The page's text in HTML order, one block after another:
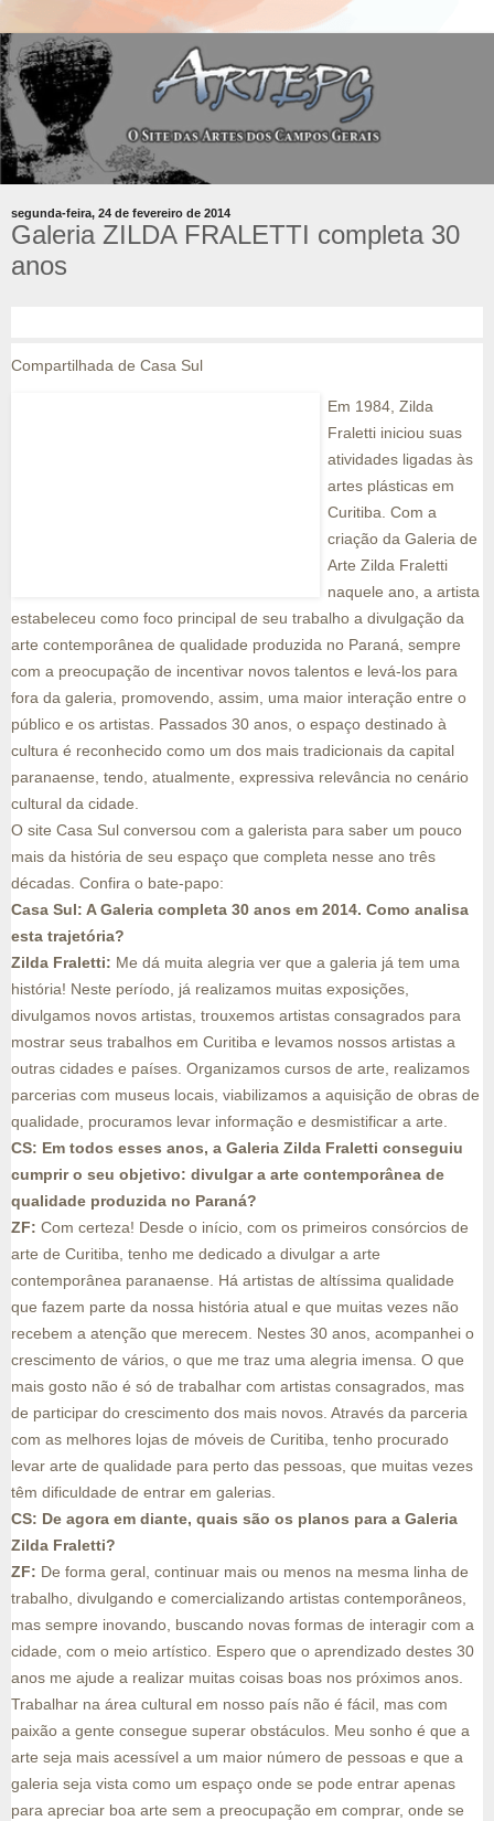
segunda-feira, 24 de fevereiro de 2014
Galeria ZILDA FRALETTI completa 30
anos
Compartilhada de Casa Sul
Em 1984, Zilda
Fraletti iniciou suas
atividades ligadas às
artes plásticas em
Curitiba. Com a
criação da Galeria de
Arte Zilda Fraletti
naquele ano, a artista
estabeleceu como foco principal de seu trabalho a divulgação da
arte contemporânea de qualidade produzida no Paraná, sempre
com a preocupação de incentivar novos talentos e levá-los para
fora da galeria, promovendo, assim, uma maior interação entre o
público e os artistas. Passados 30 anos, o espaço destinado à
cultura é reconhecido como um dos mais tradicionais da capital
paranaense, tendo, atualmente, expressiva relevância no cenário
cultural da cidade.
O site Casa Sul conversou com a galerista para saber um pouco
mais da história de seu espaço que completa nesse ano três
décadas. Confira o bate-papo:
Casa Sul: A Galeria completa 30 anos em 2014. Como analisa
esta trajetória?
Zilda Fraletti: Me dá muita alegria ver que a galeria já tem uma
história! Neste período, já realizamos muitas exposições,
divulgamos novos artistas, trouxemos artistas consagrados para
mostrar seus trabalhos em Curitiba e levamos nossos artistas a
outras cidades e países. Organizamos cursos de arte, realizamos
parcerias com museus locais, viabilizamos a aquisição de obras de
qualidade, procuramos levar informação e desmistificar a arte.
CS: Em todos esses anos, a Galeria Zilda Fraletti conseguiu
cumprir o seu objetivo: divulgar a arte contemporânea de
qualidade produzida no Paraná?
ZF: Com certeza! Desde o início, com os primeiros consórcios de
arte de Curitiba, tenho me dedicado a divulgar a arte
contemporânea paranaense. Há artistas de altíssima qualidade
que fazem parte da nossa história atual e que muitas vezes não
recebem a atenção que merecem. Nestes 30 anos, acompanhei o
crescimento de vários, o que me traz uma alegria imensa. O que
mais gosto não é só de trabalhar com artistas consagrados, mas
de participar do crescimento dos mais novos. Através da parceria
com as melhores lojas de móveis de Curitiba, tenho procurado
levar arte de qualidade para perto das pessoas, que muitas vezes
têm dificuldade de entrar em galerias.
CS: De agora em diante, quais são os planos para a Galeria
Zilda Fraletti?
ZF: De forma geral, continuar mais ou menos na mesma linha de
trabalho, divulgando e comercializando artistas contemporâneos,
mas sempre inovando, buscando novas formas de interagir com a
cidade, com o meio artístico. Espero que o aprendizado destes 30
anos me ajude a realizar muitas coisas boas nos próximos anos.
Trabalhar na área cultural em nosso país não é fácil, mas com
paixão a gente consegue superar obstáculos. Meu sonho é que a
arte seja mais acessível a um maior número de pessoas e que a
galeria seja vista como um espaço onde se pode entrar apenas
para apreciar boa arte sem a preocupação em comprar, onde se